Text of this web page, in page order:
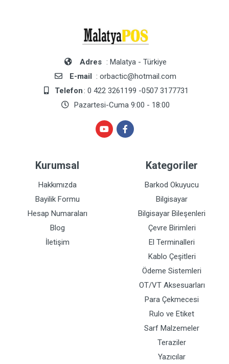
Adres : Malatya - Türkiye
E-mail : orbactic@hotmail.com
Telefon: 0 422 3261199 -0507 3177731
Pazartesi-Cuma 9:00 - 18:00
Kurumsal
Hakkımızda
Bayilik Formu
Hesap Numaraları
Blog
İletişim
Kategoriler
Barkod Okuyucu
Bilgisayar
Bilgisayar Bileşenleri
Çevre Birimleri
El Terminalleri
Kablo Çeşitleri
Ödeme Sistemleri
OT/VT Aksesuarları
Para Çekmecesi
Rulo ve Etiket
Sarf Malzemeler
Teraziler
Yazıcılar